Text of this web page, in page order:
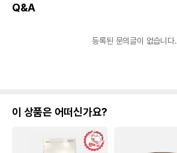
Q&A
등록된 문의글이 없습니다.
이 상품은 어떠신가요?